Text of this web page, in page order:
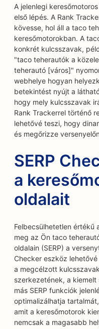
A jelenlegi
első lépés. A Rank
kövesse, hol áll a taco
keresőmotorokban. A
konkrét kulcsszavak,
"taco teherautók a
teherautó [város]"
webhelye hogyan
betekintést nyújt a
hogy mely kulcsszavak
Rank Trackerrel történő
lehetővé teszi, hogy
és megőrizze
SERP
a
oldalait
Felbecsülhetetlen értékű
meg az Ön taco
oldalain (SERP) a
Checker eszköz
a megcélzott
szerkezetének, a
más SERP funkciók
optimalizálhatja
amit a keresőmotorok
nemcsak a magasabb